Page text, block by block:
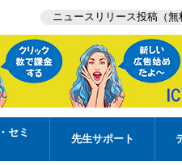
ニュースリリース投稿（無
セミ
先生サポート